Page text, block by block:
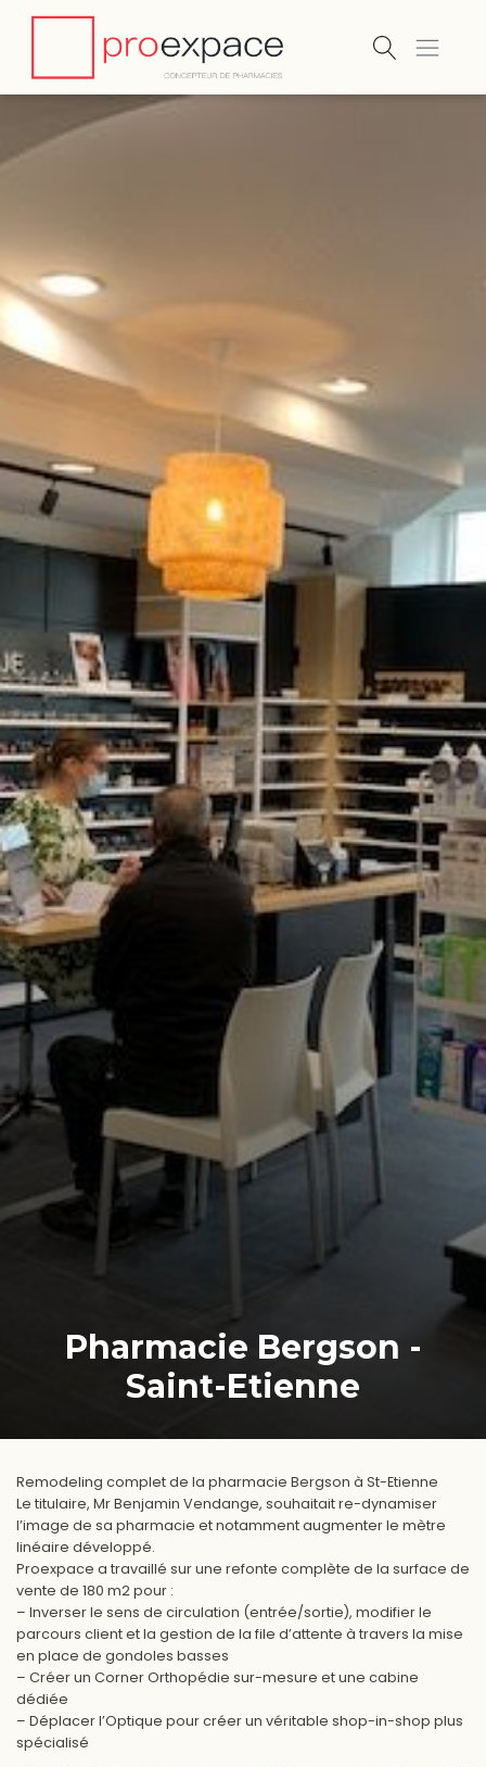
Pharmacie Bergson -
Saint-Etienne
Remodeling complet de la pharmacie Bergson à St-Etienne
Le titulaire, Mr Benjamin Vendange, souhaitait re-dynamiser
l’image de sa pharmacie et notamment augmenter le mètre
linéaire développé.
Proexpace a travaillé sur une refonte complète de la surface de
vente de 180 m2 pour :
– Inverser le sens de circulation (entrée/sortie), modifier le
parcours client et la gestion de la file d’attente à travers la mise
en place de gondoles basses
– Créer un Corner Orthopédie sur-mesure et une cabine
dédiée
– Déplacer l’Optique pour créer un véritable shop-in-shop plus
spécialisé